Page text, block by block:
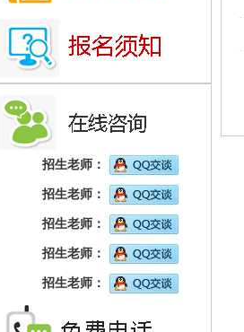
招生老师：
招生老师：
招生老师：
招生老师：
招生老师：